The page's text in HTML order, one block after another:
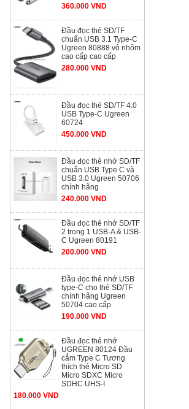
360.000 VND
Đầu đọc thẻ SD/TF
chuẩn USB 3.1 Type-C
Ugreen 80888 vỏ nhôm
cao cấp cao cấp
280.000 VND
Đầu đọc thẻ SD/TF 4.0
USB Type-C Ugreen
60724
450.000 VND
Đầu đọc thẻ nhớ SD/TF
chuẩn USB Type C và
USB 3.0 Ugreen 50706
chính hãng
240.000 VND
Đầu đọc thẻ nhớ SD/TF
2 trong 1 USB-A & USB-
C Ugreen 80191
200.000 VND
Đầu đọc thẻ nhớ USB
type-C cho thẻ SD/TF
chính hãng Ugreen
50704 cao cấp
190.000 VND
Đầu đọc thẻ nhớ
UGREEN 80124 Đầu
cắm Type C Tương
thích thẻ Micro SD
Micro SDXC Micro
SDHC UHS-I
180.000 VND